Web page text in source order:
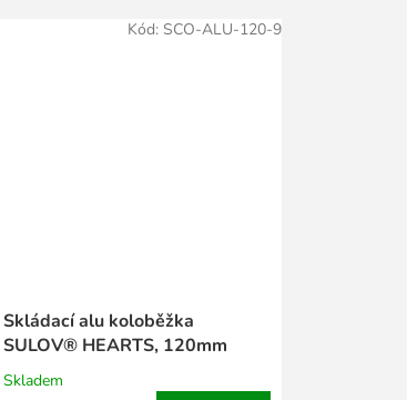
Skládací alu koloběžka
SULOV® HEARTS, 120mm
Skladem
Kód: SCO-ALU-120-9